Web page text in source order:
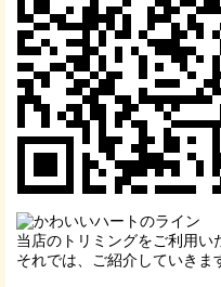
当店のトリミングをご利用い
それでは、ご紹介していきま